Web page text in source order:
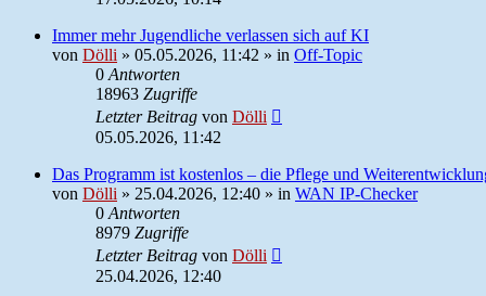
Immer mehr Jugendliche verlassen sich auf KI
von Dölli » 05.05.2026, 11:42 » in Off-Topic
0 Antworten
18963 Zugriffe
Letzter Beitrag von Dölli
05.05.2026, 11:42
Das Programm ist kostenlos – die Pflege und
von Dölli » 25.04.2026, 12:40 » in WAN IP-Checker
0 Antworten
8979 Zugriffe
Letzter Beitrag von Dölli
25.04.2026, 12:40